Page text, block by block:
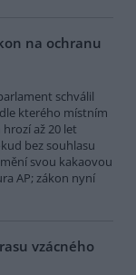
na ochranu
schválil
kterého místním
až 20 let
bez souhlasu
svou kakaovou
AP; zákon nyní
vzácného